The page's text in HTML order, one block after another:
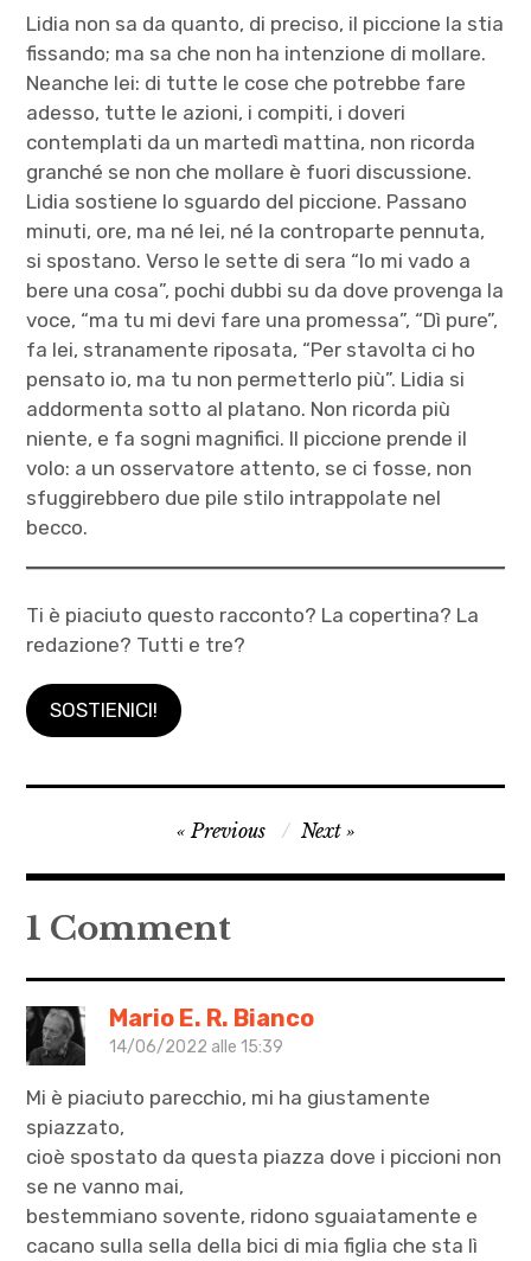
Lidia non sa da quanto, di preciso, il piccione la stia
fissando; ma sa che non ha intenzione di mollare.
Neanche lei: di tutte le cose che potrebbe fare
adesso, tutte le azioni, i compiti, i doveri
contemplati da un martedì mattina, non ricorda
granché se non che mollare è fuori discussione.
Lidia sostiene lo sguardo del piccione. Passano
minuti, ore, ma né lei, né la controparte pennuta,
si spostano. Verso le sette di sera “Io mi vado a
bere una cosa”, pochi dubbi su da dove provenga la
voce, “ma tu mi devi fare una promessa”, “Dì pure”,
fa lei, stranamente riposata, “Per stavolta ci ho
pensato io, ma tu non permetterlo più”. Lidia si
addormenta sotto al platano. Non ricorda più
niente, e fa sogni magnifici. Il piccione prende il
volo: a un osservatore attento, se ci fosse, non
sfuggirebbero due pile stilo intrappolate nel
becco.
Ti è piaciuto questo racconto? La copertina? La
redazione? Tutti e tre?
SOSTIENICI!
,
,
interferenza
,
letteratura
,
televisore
Navigazione
articoli
Previous Next
1 Comment
Mario E. R. Bianco
14/06/2022 alle 15:39
Mi è piaciuto parecchio, mi ha giustamente
spiazzato,
cioè spostato da questa piazza dove i piccioni non
se ne vanno mai,
bestemmiano sovente, ridono sguaiatamente e
cacano sulla sella della bici di mia figlia che sta lì